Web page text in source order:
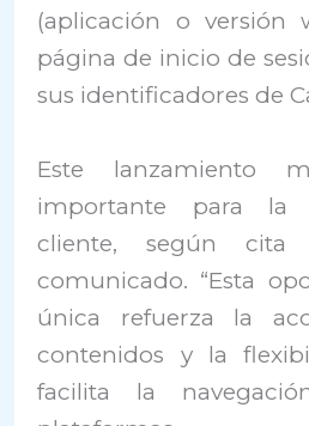
(aplicación o versión
página de inicio de
sus identificadores de
Este lanzamiento
importante para la
cliente, según cita
comunicado. “Esta
única refuerza la
contenidos y la
facilita la